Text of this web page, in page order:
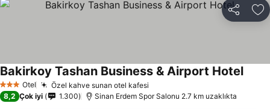
Paylaş
3 YıldızOtel Özel kahve sunan otel kafesi
Bakirkoy Tashan Business & Airport Hotel
8,2 Çok iyi 1.300 Sinan Erdem Spor Salonu 2.7 km uzaklıkta